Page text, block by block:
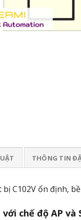
THÔNG TIN
C102V ổn định,
với chế độ AP và